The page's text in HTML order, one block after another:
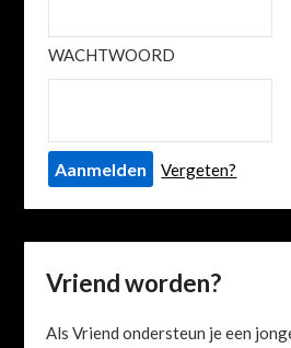
WACHTWOORD
Vergeten?
Vriend worden?
Als Vriend ondersteun je een